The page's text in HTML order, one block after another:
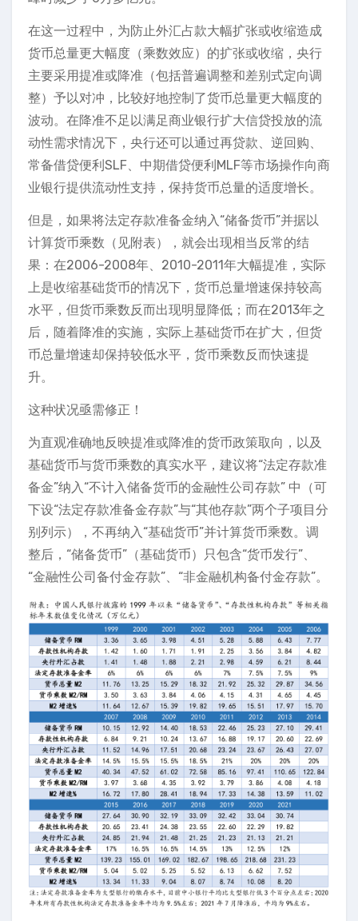
在这一过程中，为防止外汇占款大幅扩张或收缩造成
货币总量更大幅度（乘数效应）的扩张或收缩，央行
主要采用提准或降准（包括普遍调整和差别式定向调
整）予以对冲，比较好地控制了货币总量更大幅度的
波动。在降准不足以满足商业银行扩大信贷投放的流
动性需求情况下，央行还可以通过再贷款、逆回购、
常备借贷便利SLF、中期借贷便利MLF等市场操作向商
业银行提供流动性支持，保持货币总量的适度增长。
但是，如果将法定存款准备金纳入“储备货币”并据以
计算货币乘数（见附表），就会出现相当反常的结
果：在2006-2008年、2010-2011年大幅提准，实际
上是收缩基础货币的情况下，货币总量增速保持较高
水平，但货币乘数反而出现明显降低；而在2013年之
后，随着降准的实施，实际上基础货币在扩大，但货
币总量增速却保持较低水平，货币乘数反而快速提
升。
这种状况亟需修正！
为直观准确地反映提准或降准的货币政策取向，以及
基础货币与货币乘数的真实水平，建议将“法定存款准
备金”纳入“不计入储备货币的金融性公司存款” 中（可
下设“法定存款准备金存款”与“其他存款”两个子项目分
别列示），不再纳入“基础货币”并计算货币乘数。调
整后，“储备货币”（基础货币）只包含“货币发行”、
“金融性公司备付金存款”、“非金融机构备付金存款”。